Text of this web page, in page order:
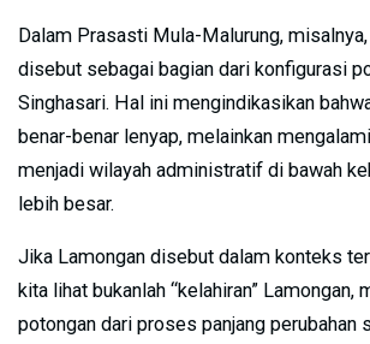
Dalam Prasasti Mula-Malurung,
disebut sebagai bagian dari konfigurasi
Singhasari. Hal ini mengindikasikan
benar-benar lenyap, melainkan
menjadi wilayah administratif di bawah
lebih besar.
Jika Lamongan disebut dalam konteks
kita lihat bukanlah “kelahiran” Lamongan,
potongan dari proses panjang perubahan